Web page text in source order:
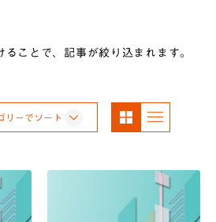
ことで、記事が絞り込まれます。
リーでソート
パネ
ル表
リス
ト表